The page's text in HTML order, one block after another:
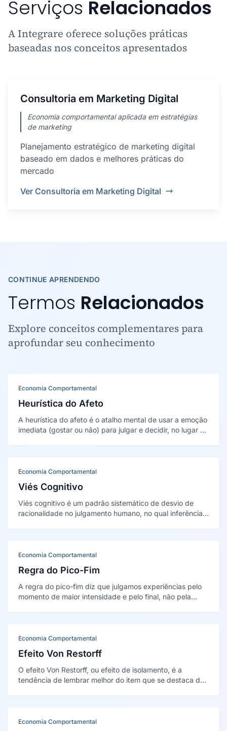
Serviços Relacionados
A Integrare oferece soluções práticas
baseadas nos conceitos apresentados
Consultoria em Marketing Digital
Economia comportamental aplicada em estratégias
de marketing
Planejamento estratégico de marketing digital
baseado em dados e melhores práticas do
mercado
Ver Consultoria em Marketing Digital
CONTINUE APRENDENDO
Termos Relacionados
Explore conceitos complementares para
aprofundar seu conhecimento
Economia Comportamental
Heurística do Afeto
A heurística do afeto é o atalho mental de usar a emoção
imediata (gostar ou não) para julgar e decidir, no lugar da
Economia Comportamental
Viés Cognitivo
Viés cognitivo é um padrão sistemático de desvio de
racionalidade no julgamento humano, no qual inferências
influênciar decisões de compra.
Economia Comportamental
Regra do Pico-Fim
A regra do pico-fim diz que julgamos experiências pelo
momento de maior intensidade e pelo final, não pela
Economia Comportamental
Efeito Von Restorff
O efeito Von Restorff, ou efeito de isolamento, é a
tendência de lembrar melhor do item que se destaca de
Economia Comportamental